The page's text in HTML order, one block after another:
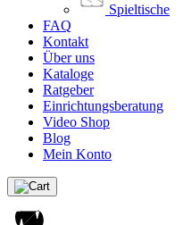
Spieltische
FAQ
Kontakt
Über uns
Kataloge
Ratgeber
Einrichtungsberatung
Video Shop
Blog
Mein Konto